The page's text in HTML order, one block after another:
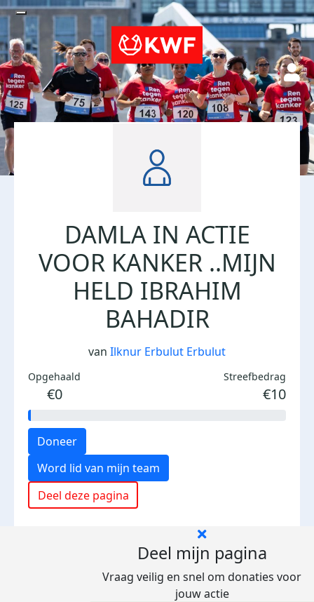
DAMLA IN ACTIE
VOOR KANKER ..MIJN
HELD IBRAHIM
BAHADIR
van Ilknur Erbulut Erbulut
Opgehaald
€0
Streefbedrag
€10
Doneer
Word lid van mijn team
Deel deze pagina
Deel mijn pagina
Vraag veilig en snel om donaties voor
jouw actie